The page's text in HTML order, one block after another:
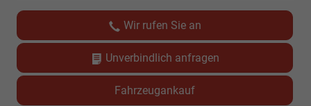
Wir rufen Sie an
Unverbindlich anfragen
Fahrzeugankauf